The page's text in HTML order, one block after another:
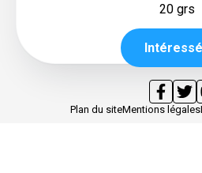
20 grs
Plan du siteMentions légales